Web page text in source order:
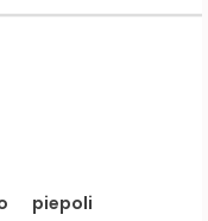
piepoli